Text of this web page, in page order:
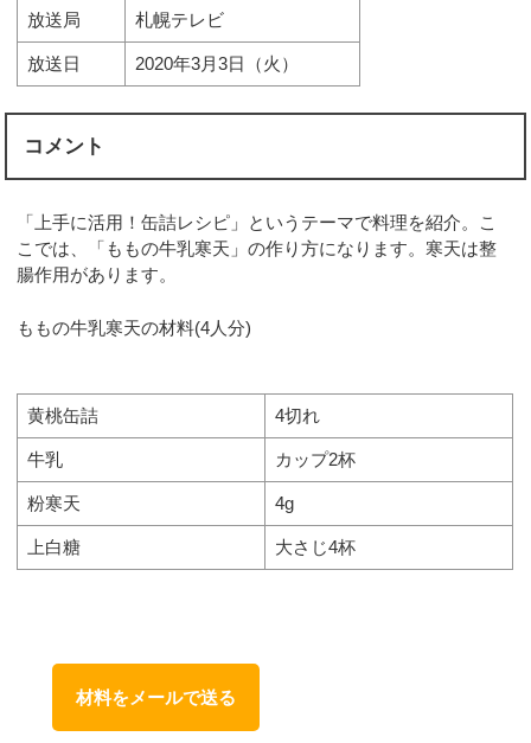
放送局 札幌テレビ
放送日 2020年3月3日（火）
コメント
「上手に活用！缶詰レシピ」というテーマで料理を紹介。こ
こでは、「ももの牛乳寒天」の作り方になります。寒天は整
腸作用があります。
ももの牛乳寒天の材料(4人分)
黄桃缶詰 4切れ
牛乳 カップ2杯
粉寒天 4g
上白糖 大さじ4杯
材料をメールで送る